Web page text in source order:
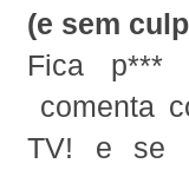
(e sem
Fica p***
comenta
TV! e se